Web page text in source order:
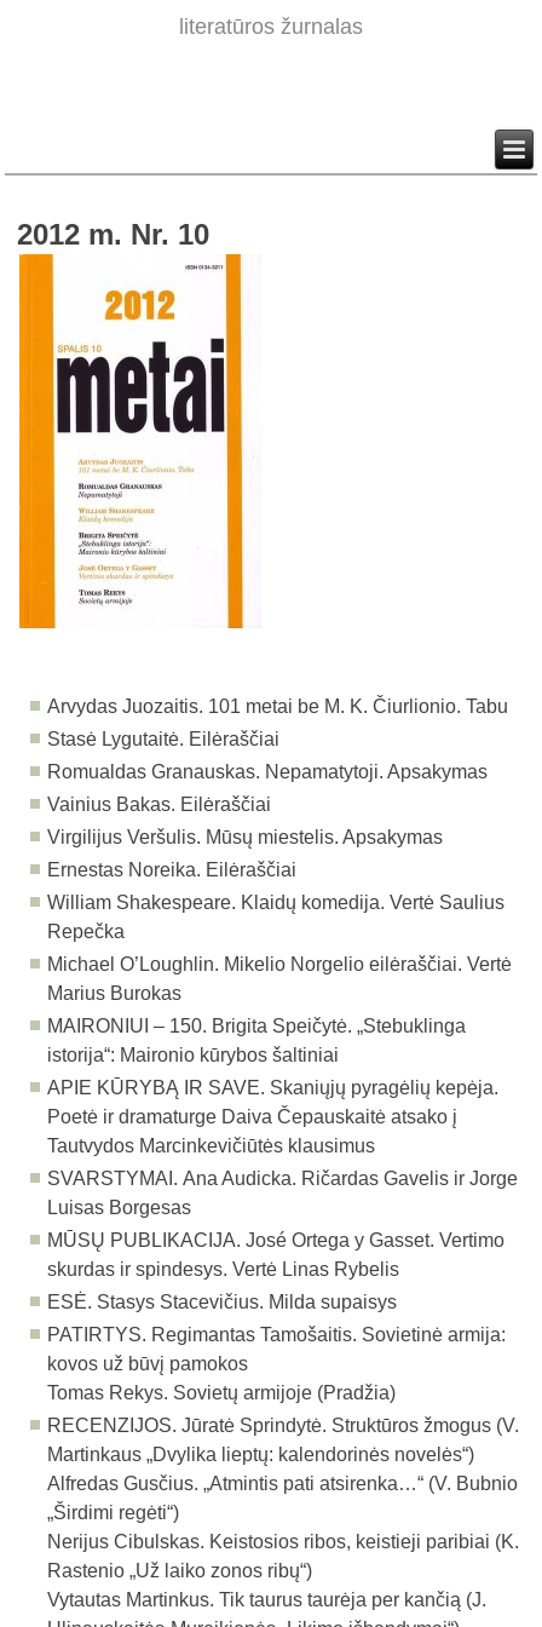
literatūros žurnalas
2012 m. Nr. 10
Arvydas Juozaitis. 101 metai be M. K. Čiurlionio. Tabu
Stasė Lygutaitė. Eilėraščiai
Romualdas Granauskas. Nepamatytoji. Apsakymas
Vainius Bakas. Eilėraščiai
Virgilijus Veršulis. Mūsų miestelis. Apsakymas
Ernestas Noreika. Eilėraščiai
William Shakespeare. Klaidų komedija. Vertė Saulius
Repečka
Michael O’Loughlin. Mikelio Norgelio eilėraščiai. Vertė
Marius Burokas
MAIRONIUI – 150. Brigita Speičytė. „Stebuklinga
istorija“: Maironio kūrybos šaltiniai
APIE KŪRYBĄ IR SAVE. Skaniųjų pyragėlių kepėja.
Poetė ir dramaturge Daiva Čepauskaitė atsako į
Tautvydos Marcinkevičiūtės klausimus
SVARSTYMAI.Ana Audicka. Ričardas Gavelis ir Jorge
Luisas Borgesas
MŪSŲ PUBLIKACIJA.José Ortega y Gasset. Vertimo
skurdas ir spindesys. Vertė Linas Rybelis
ESĖ. Stasys Stacevičius. Milda supaisys
PATIRTYS. Regimantas Tamošaitis. Sovietinė armija:
kovos už būvį pamokos
Tomas Rekys. Sovietų armijoje (Pradžia)
RECENZIJOS.Jūratė Sprindytė. Struktūros žmogus (V.
Martinkaus „Dvylika lieptų: kalen­dorinės novelės“)
Alfredas Gusčius. „Atmintis pati atsirenka…“ (V. Bubnio
„Širdimi regėti“)
Nerijus Cibulskas. Keistosios ribos, keistieji paribiai (K.
Rastenio „Už laiko zonos ribų“)
Vytautas Martinkus. Tik taurus taurėja per kančią (J.